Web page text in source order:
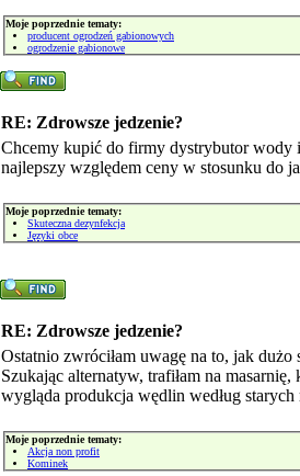
Moje poprzednie tematy:
producent ogrodzeń gabionowych
ogrodzenie gabionowe
RE: Zdrowsze jedzenie?
Chcemy kupić do firmy dystrybutor wody
najlepszy względem ceny w stosunku do
Moje poprzednie tematy:
Skuteczna dezynfekcja
Języki obce
RE: Zdrowsze jedzenie?
Ostatnio zwróciłam uwagę na to, jak
Szukając alternatyw, trafiłam na
wygląda produkcja wędlin według
Moje poprzednie tematy:
Akcja non profit
Kominek